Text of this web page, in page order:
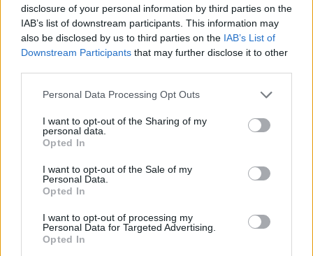
disclosure of your personal information by third parties on the
IAB’s list of downstream participants. This information may
also be disclosed by us to third parties on the IAB’s List of
Downstream Participants that may further disclose it to other
Personal Data Processing Opt Outs
I want to opt-out of the Sharing of my
personal data.
Opted In
I want to opt-out of the Sale of my
Personal Data.
Opted In
I want to opt-out of processing my
Personal Data for Targeted Advertising.
Opted In
Αγωνία για την 20χρονη Ραφαέλα: Από το ΠΑΓΝΗ στην
Αθήνα η φοιτήτρια που τραυματίστηκε σε τροχαίο στο
ΙΤΕ
Δύο συλλήψεις για την υπόθεση του 72χρονου που είχε
βρεθεί νεκρός σε αυτοκίνητο στα Άνω Λιόσια
18:09
Ντύθηκε «Χάρος», ανέβηκε στην οροφή νοσοκομείου
και... σκόρπισε τον τρόμο
Γιώργος Σφακιανάκης: Η παρέμβαση για το
μεταναστευτικό με φόντο τη Θέουτα